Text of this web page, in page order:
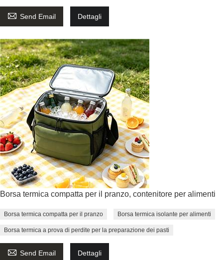
 Send Email Dettagli
Borsa termica compatta per il pranzo, contenitore per alimenti
Borsa termica compatta per il pranzo Borsa termica isolante per alimenti
Borsa termica a prova di perdite per la preparazione dei pasti
 Send Email Dettagli